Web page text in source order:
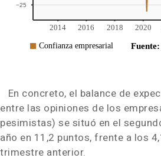
En concreto, el balance de
entre las opiniones de los
pesimistas) se situó en el
año en 11,2 puntos, frente a los
trimestre anterior.